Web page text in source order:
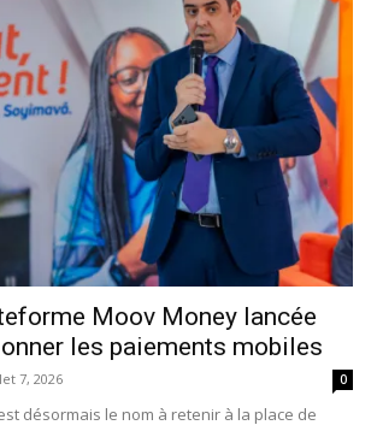
Moov Money lancée
les paiements mobiles
7, 2026 0
désormais le nom à retenir à la place de